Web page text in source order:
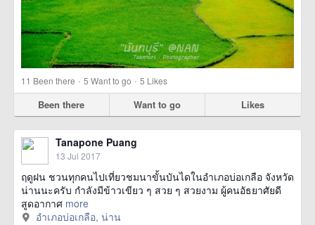
11 Been there · 5 Want to go · 5 Likes
Been there Want to go Likes
Tanapone Puang
13 Jul 2017
ฤดูฝน ชวนทุกคนไปเที่ยวชมนาขั้นบันไดในอำเภอบ่อเกลือ จังหวัด
น่านนะครับ กำลังมีข้าวเขียว ๆ สวย ๆ สวยงาม ผู้คนอัธยาศัยดี
สูดอากาศ more
อำเภอบ่อเกลือ, น่าน